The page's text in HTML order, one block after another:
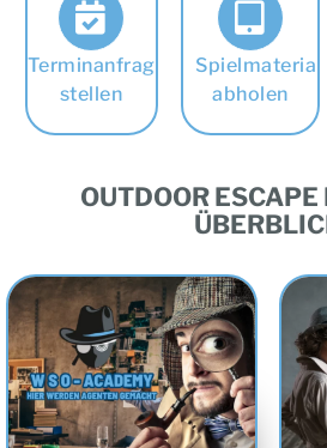
Terminanfrage
stellen
Spielmaterial
abholen
OUTDOOR